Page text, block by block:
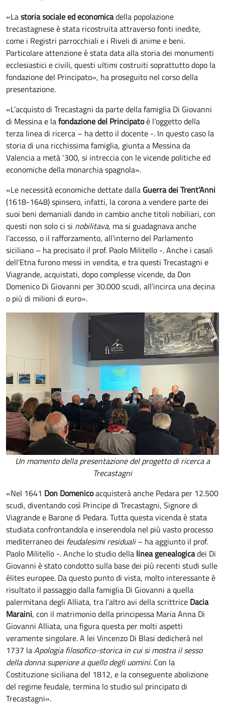
«Lastoria sociale ed economicadella popolazione
trecastagnese è stata ricostruita attraverso fonti inedite,
come i Registri parrocchiali e i Riveli di anime e beni.
Particolare attenzione è stata data alla storia dei monumenti
ecclesiastici e civili, questi ultimi costruiti soprattutto dopo la
fondazione del Principato», ha proseguito nel corso della
presentazione.
«L’acquisto di Trecastagni da parte della famiglia Di Giovanni
di Messina e lafondazione del Principatoè l’oggetto della
terza linea di ricerca – ha detto il docente -. In questo caso la
storia di una ricchissima famiglia, giunta a Messina da
Valencia a metà ‘300, si intreccia con le vicende politiche ed
economiche della monarchia spagnola».
«Le necessità economiche dettate dalla Guerra dei Trent’Anni
(1618-1648) spinsero, infatti, la corona a vendere parte dei
suoi beni demaniali dando in cambio anche titoli nobiliari, con
questi non solo ci si nobilitava, ma si guadagnava anche
l’accesso, o il rafforzamento, all’interno del Parlamento
siciliano – ha precisato il prof. Paolo Militello -. Anche i casali
dell’Etna furono messi in vendita, e tra questi Trecastagni e
Viagrande, acquistati, dopo complesse vicende, da Don
Domenico Di Giovanni per 30.000 scudi, all’incirca una decina
o più di milioni di euro».
Un momento della presentazione del progetto di ricerca a
Trecastagni
«Nel 1641 Don Domenicoacquisterà anche Pedara per 12.500
scudi, diventando così Principe di Trecastagni, Signore di
Viagrande e Barone di Pedara. Tutta questa vicenda è stata
studiata confrontandola e inserendola nel più vasto processo
mediterraneo dei feudalesimi residuali– ha aggiunto il prof.
Paolo Militello -. Anche lo studio della linea genealogicadei Di
Giovanni è stato condotto sulla base dei più recenti studi sulle
élites europee. Da questo punto di vista, molto interessante è
risultato il passaggio dalla famiglia Di Giovanni a quella
palermitana degli Alliata, tra l’altro avi della scrittrice Dacia
Maraini, con il matrimonio della principessa Maria Anna Di
Giovanni Alliata, una figura questa per molti aspetti
veramente singolare. A lei Vincenzo Di Blasi dedicherà nel
1737 laApologia filosofico-storica in cui si mostra il sesso
della donna superiore a quello degli uomini. Con la
Costituzione siciliana del 1812, e la conseguente abolizione
del regime feudale, termina lo studio sul principato di
Trecastagni».